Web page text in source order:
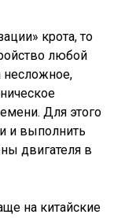
крота, то
любой
несложное,
Для этого
и выполнить
двигателя в
на китайские